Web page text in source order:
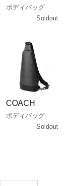
ボディバッグ
Soldout
COACH
ボディバッグ
Soldout